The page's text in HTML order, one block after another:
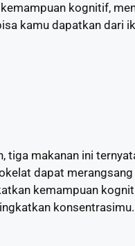
kognitif,
kamu dapatkan dari
tiga makanan ini
dapat
kemampuan
konsentrasimu.